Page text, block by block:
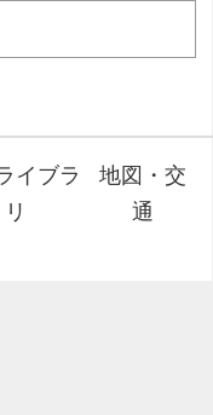
イブラ
リ
地図・交
通